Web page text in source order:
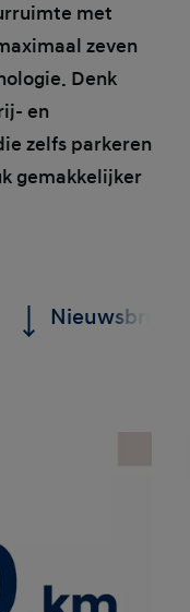
met
zeven
Denk
en
zelfs parkeren
gemakkelijker
Nieuwsbrief